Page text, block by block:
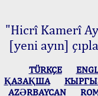
"Hicrî Kamerî
[yeni ayın]
TÜRKÇE
ҚАЗАҚША
AZӘRBAYCAN